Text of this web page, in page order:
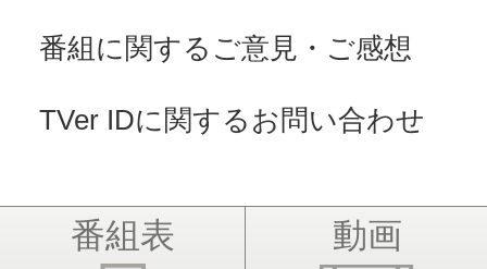
番組に関するご意見・ご感想
TVer IDに関するお問い合わせ
番組表 動画